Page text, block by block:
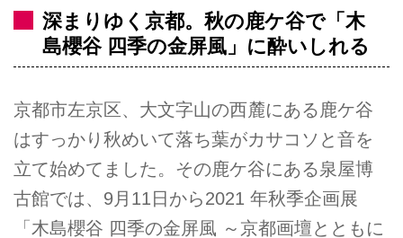
深まりゆく京都。秋の鹿ケ谷で「木
島櫻谷 四季の金屏風」に酔いしれる
京都市左京区、大文字山の西麓にある鹿ケ谷
はすっかり秋めいて落ち葉がカサコソと音を
立て始めてました。その鹿ケ谷にある泉屋博
古館では、9月11日から2021 年秋季企画展
「木島櫻谷 四季の金屏風 ～京都画壇とともに